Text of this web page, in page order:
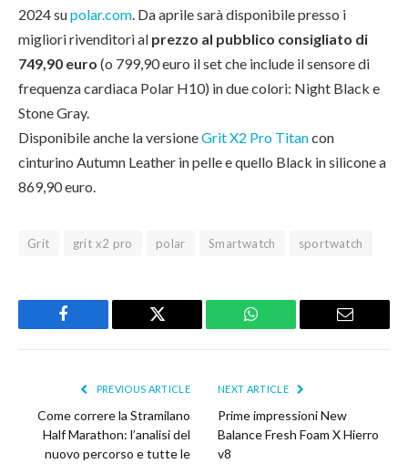
2024 supolar.com. Da aprile sarà disponibile presso i
migliori rivenditori al prezzo al pubblico consigliato di
749,90 euro (o 799,90 euro il set che include il sensore di
frequenza cardiaca Polar H10) in due colori: Night Black e
Stone Gray.
Disponibile anche la versioneGrit X2 Pro Titancon
cinturino Autumn Leather in pelle e quello Black in silicone a
869,90 euro.
Grit grit x2 pro polar Smartwatch sportwatch
Facebook Twitter WhatsApp Email
PREVIOUS ARTICLE
Come correre la Stramilano
Half Marathon: l’analisi del
nuovo percorso e tutte le
NEXT ARTICLE
Prime impressioni New
Balance Fresh Foam X Hierro
v8